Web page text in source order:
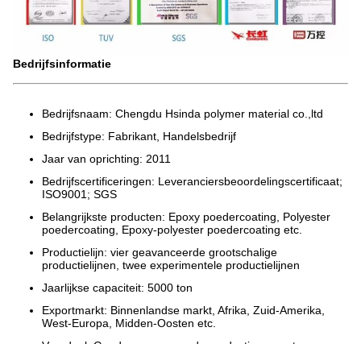
Bedrijfsinformatie
Bedrijfsnaam: Chengdu Hsinda polymer material co.,ltd
Bedrijfstype: Fabrikant, Handelsbedrijf
Jaar van oprichting: 2011
Bedrijfscertificeringen: Leveranciersbeoordelingscertificaat;
ISO9001; SGS
Belangrijkste producten: Epoxy poedercoating, Polyester
poedercoating, Epoxy-polyester poedercoating etc.
Productielijn: vier geavanceerde grootschalige
productielijnen, twee experimentele productielijnen
Jaarlijkse capaciteit: 5000 ton
Exportmarkt: Binnenlandse markt, Afrika, Zuid-Amerika,
West-Europa, Midden-Oosten etc.